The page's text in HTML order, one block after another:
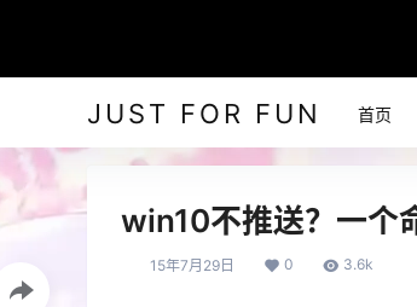
JUST FOR FUN 首页
win10不推送？一个
15年7月29日 0 3.6k